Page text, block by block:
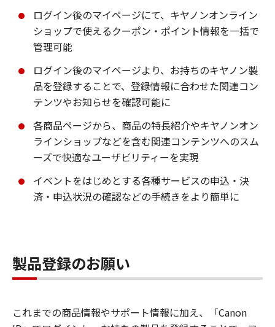
ログイン後のマイページにて、キヤノンオンライン
ショップで使えるクーポン・ポイント情報を一括で
管理可能
ログイン後のマイページより、お持ちのキヤノン製
品を登録することで、登録情報に合わせた関連コン
テンツやお知らせを確認可能に
各商品ページから、商品の特長紹介やキヤノンオン
ラインショップなどを含む関連コンテンツへのスム
ーズで快適なユーザビリティーを実現
イベントをはじめとする各種サービスの申込・決
済・申込状況の確認などの手続きをより簡単に
製品登録のお願い
これまでの商品情報やサポート情報に加え、「Canon